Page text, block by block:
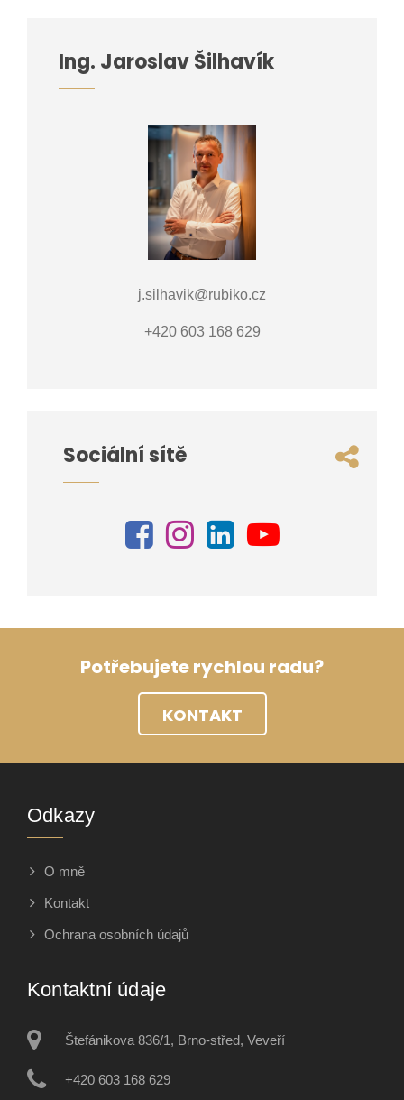
Ing. Jaroslav Šilhavík
j.silhavik@rubiko.cz
+420 603 168 629
Sociální sítě
Potřebujete rychlou radu?
KONTAKT
Odkazy
O mně
Kontakt
Ochrana osobních údajů
Kontaktní údaje
Štefánikova 836/1, Brno-střed, Veveří
+420 603 168 629